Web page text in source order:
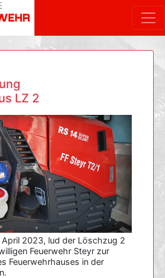
LZ 2
April 2023, lud der Löschzug 2
Feuerwehr Steyr zur
Feuerwehrhauses in der